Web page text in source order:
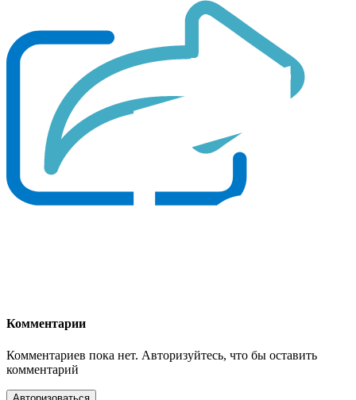
Комментарии
Комментариев пока нет. Авторизуйтесь, что бы оставить
комментарий